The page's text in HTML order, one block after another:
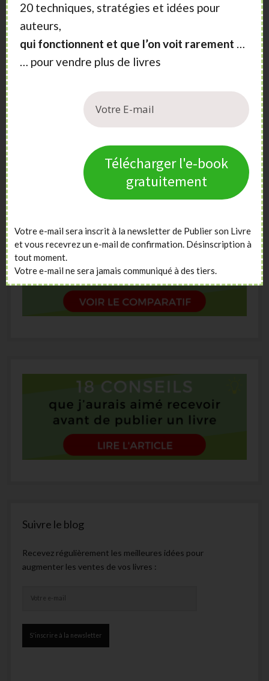
Suivre le blog
Recevez régulièrement les meilleures idées pour
augmenter les ventes de vos livres :
20 techniques, stratégies et idées pour
auteurs,
qui fonctionnent et que l’on voit rarement …
… pour vendre plus de livres
Télécharger l'e-book
gratuitement
Votre e-mail sera inscrit à la newsletter de Publier son Livre
et vous recevrez un e-mail de confirmation. Désinscription à
tout moment.
Votre e-mail ne sera jamais communiqué à des tiers.